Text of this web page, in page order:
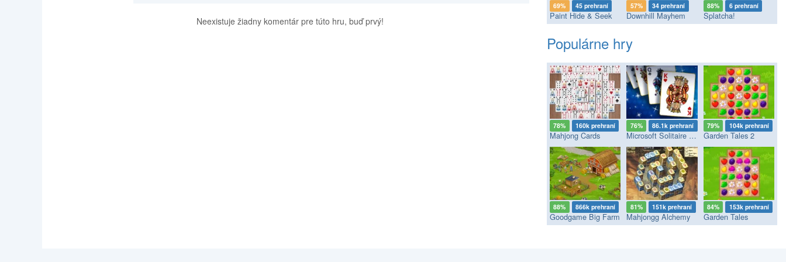
Neexistuje žiadny komentár pre túto hru, buď prvý!
69% 45 prehraní
Paint Hide & Seek
57% 34 prehraní
Downhill Mayhem
88% 6 prehraní
Splatcha!
Populárne hry
78% 160k prehraní
Mahjong Cards
76% 86.1k prehraní
Microsoft Solitaire Collection
79% 104k prehraní
Garden Tales 2
88% 866k prehraní
Goodgame Big Farm
81% 151k prehraní
Mahjongg Alchemy
84% 153k prehraní
Garden Tales